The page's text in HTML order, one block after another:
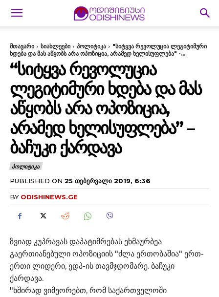
მთავარი სიახლეები პოლიტიკა
"სიტყვა რევოლუცია ლეგიტიმური
ხდება და მას აწყობს არა ოპოზიცია, არამედ ხელისუფლება" -...
“ᲡᲘᲢᲧᲕᲐ ᲠᲔᲕᲝᲚᲣᲪᲘᲐ
ᲚᲔᲒᲘᲢᲘᲛᲣᲠᲘ ᲮᲓᲔᲑᲐ ᲓᲐ ᲛᲐᲡ
ᲐᲬᲧᲝᲑᲡ ᲐᲠᲐ ᲝᲞᲝᲖᲘᲪᲘᲐ,
ᲐᲠᲐᲛᲔᲓ ᲮᲔᲚᲘᲡᲣᲤᲚᲔᲑᲐ” –
ᲑᲐᲩᲣᲙᲘ ᲥᲐᲠᲓᲐᲕᲐ
ᲞᲝᲚᲘᲢᲘᲙᲐ
PUBLISHED ON 25 ᲗᲔᲑᲔᲠᲕᲐᲚᲘ 2019, 6:36
BY ODISHINEWS.GE
ზვიად კუპრავას დაპატიმრებას ეხმაურბეა
გაერთიანებული ოპოზიციის "ძლა ერთობაშია" ერთ-
ერთი ლიდერი, ედპ-ის თავმჯდომარე. ბაჩუკი
ქარდავა.
"ხშირად ვიმეორებთ, რომ საქართველოში